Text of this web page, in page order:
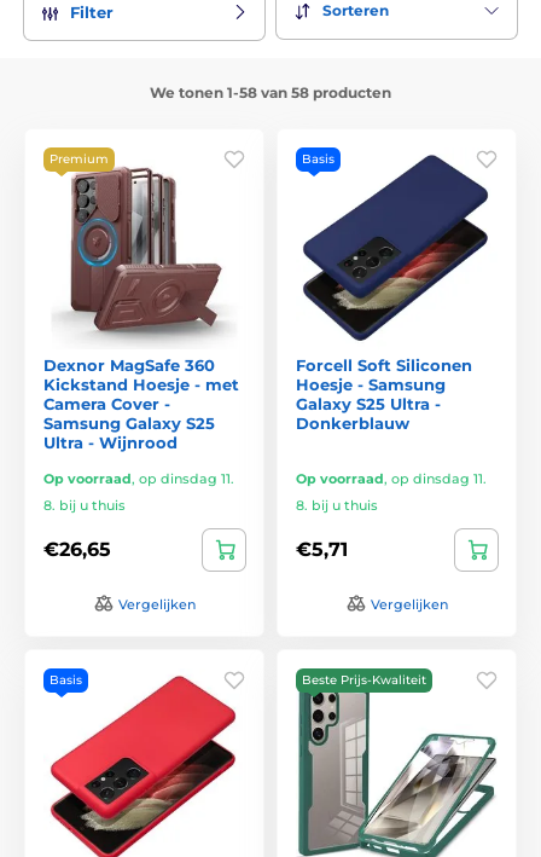
Filter Sorteren
We tonen 1-58 van 58 producten
Premium
Dexnor MagSafe 360
Kickstand Hoesje - met
Camera Cover -
Samsung Galaxy S25
Ultra - Wijnrood
Op voorraad, op dinsdag 11.
8. bij u thuis
€26,65
Vergelijken
Basis
Forcell Soft Siliconen
Hoesje - Samsung
Galaxy S25 Ultra -
Donkerblauw
Op voorraad, op dinsdag 11.
8. bij u thuis
€5,71
Vergelijken
Basis Beste Prijs-Kwaliteit